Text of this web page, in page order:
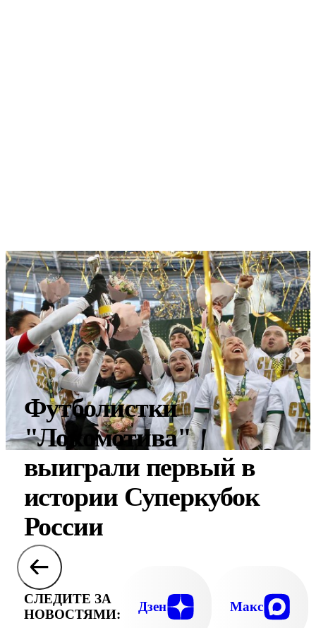
Футболистки
"Локомотива"
выиграли первый в
истории Суперкубок
России
СЛЕДИТЕ ЗА
НОВОСТЯМИ:
Дзен Макс